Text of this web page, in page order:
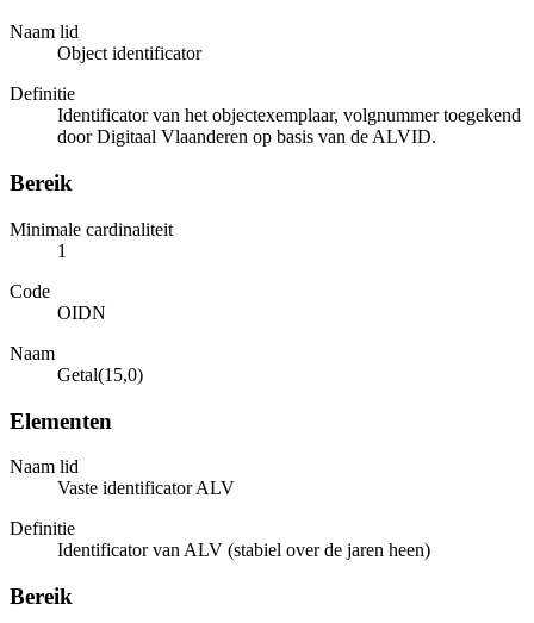
Naam lid
Object identificator
Definitie
Identificator van het objectexemplaar, volgnummer toegekend
door Digitaal Vlaanderen op basis van de ALVID.
Bereik
Minimale cardinaliteit
1
Code
OIDN
Naam
Getal(15,0)
Elementen
Naam lid
Vaste identificator ALV
Definitie
Identificator van ALV (stabiel over de jaren heen)
Bereik